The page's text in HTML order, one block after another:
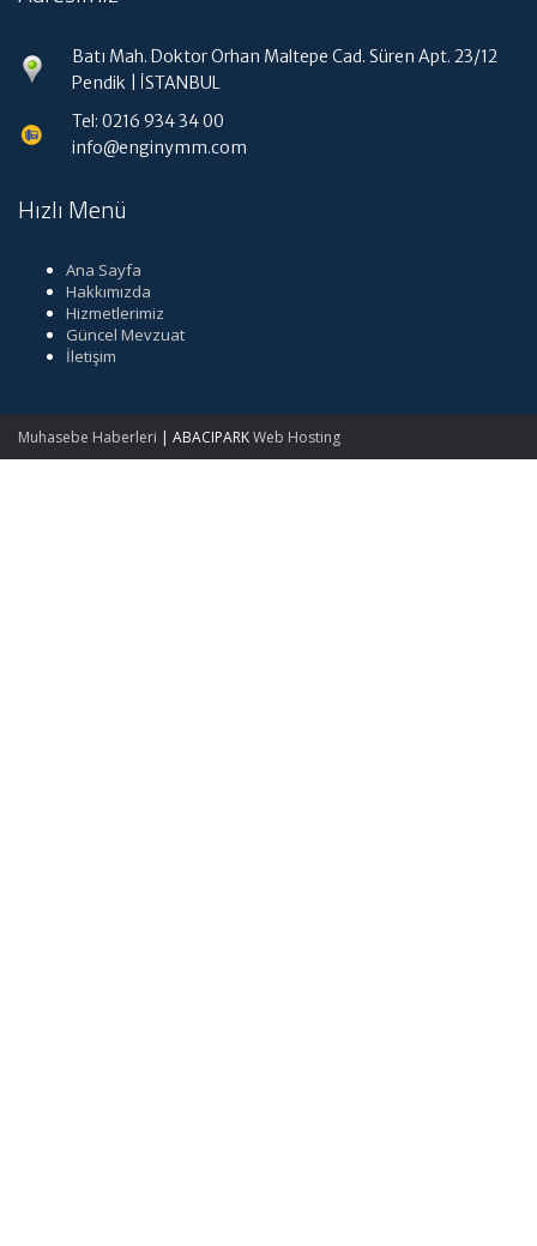
Batı Mah. Doktor Orhan Maltepe Cad. Süren Apt. 23/12
Pendik | İSTANBUL
Tel: 0216 934 34 00
info@enginymm.com
Hızlı Menü
Ana Sayfa
Hakkımızda
Hizmetlerimiz
Güncel Mevzuat
İletişim
Muhasebe Haberleri | ABACIPARKWeb Hosting